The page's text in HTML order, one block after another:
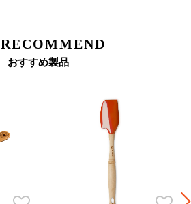
RECOMMEND
おすすめ製品